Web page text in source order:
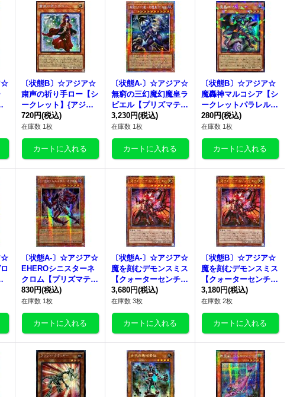
☆
〔状態B〕☆アジア☆
粛声の祈り手ロー【シ
ークレット】{アジアP
HNI-JP019}《モンス
ター》
720円(税込)
在庫数 1枚
〔状態A-〕☆アジア☆
無窮の三幻魔幻魔皇ラ
ビエル【プリズマティ
ックシークレット】
{アジアCORI-JP007}
《モンスター》
3,230円(税込)
在庫数 1枚
〔状態B〕☆アジア☆
魔轟神マルコシア【シ
ークレットパラレル】
{アジアTW02-JP018}
《モンスター》
280円(税込)
在庫数 1枚
☆
〔状態A-〕☆アジア☆
EHEROシニスターネ
クロム【プリズマティ
ックシークレット】
{アジアLOCH-JP041}
《モンスター》
830円(税込)
在庫数 1枚
〔状態A-〕☆アジア☆
魔を刻むデモンスミス
【クォーターセンチュ
リーシークレット】
{アジアINFO-JP017}
《モンスター》
3,680円(税込)
在庫数 3枚
〔状態B〕☆アジア☆
魔を刻むデモンスミス
【クォーターセンチュ
リーシークレット】
{アジアINFO-JP017}
《モンスター》
3,180円(税込)
在庫数 2枚